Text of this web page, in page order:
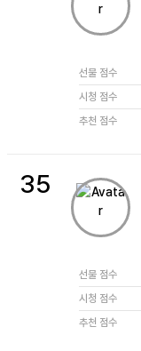
선물 점수
시청 점수
추천 점수
35
선물 점수
시청 점수
추천 점수